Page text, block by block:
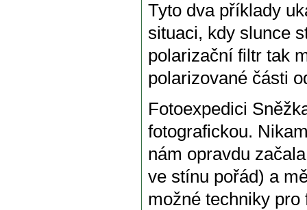
Tyto dva příklady
situaci, kdy slunce
polarizační filtr tak
polarizované části
Fotoexpedici
fotografickou.
nám opravdu
ve stínu pořád) a
možné techniky